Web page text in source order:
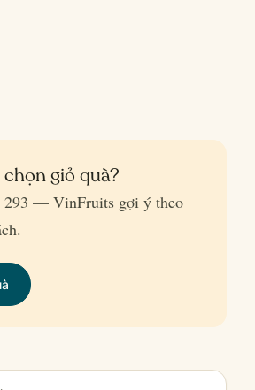
giỏ quà?
293 — VinFruits gợi ý theo